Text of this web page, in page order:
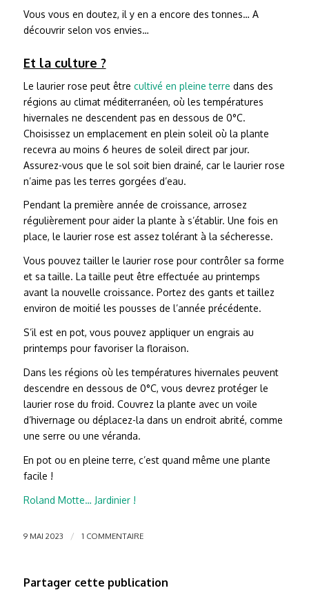
Vous vous en doutez, il y en a encore des tonnes… A
découvrir selon vos envies…
Et la culture ?
Le laurier rose peut être cultivé en pleine terre dans des
régions au climat méditerranéen, où les températures
hivernales ne descendent pas en dessous de 0°C.
Choisissez un emplacement en plein soleil où la plante
recevra au moins 6 heures de soleil direct par jour.
Assurez-vous que le sol soit bien drainé, car le laurier rose
n’aime pas les terres gorgées d’eau.
Pendant la première année de croissance, arrosez
régulièrement pour aider la plante à s’établir. Une fois en
place, le laurier rose est assez tolérant à la sécheresse.
Vous pouvez tailler le laurier rose pour contrôler sa forme
et sa taille. La taille peut être effectuée au printemps
avant la nouvelle croissance. Portez des gants et taillez
environ de moitié les pousses de l’année précédente.
S’il est en pot, vous pouvez appliquer un engrais au
printemps pour favoriser la floraison.
Dans les régions où les températures hivernales peuvent
descendre en dessous de 0°C, vous devrez protéger le
laurier rose du froid. Couvrez la plante avec un voile
d’hivernage ou déplacez-la dans un endroit abrité, comme
une serre ou une véranda.
En pot ou en pleine terre, c’est quand même une plante
facile !
Roland Motte… Jardinier !
9 MAI 2023 / 1 COMMENTAIRE
Partager cette publication